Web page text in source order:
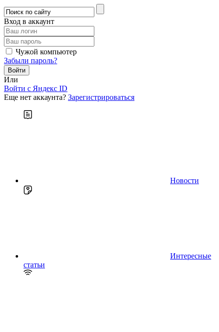
Вход в аккаунт
Чужой компьютер
Забыли пароль?
Или
Войти c Яндекс ID
Еще нет аккаунта? Зарегистрироваться
Новости
Интересные
статьи